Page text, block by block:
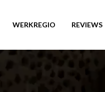
WERKREGIO REVIEWS